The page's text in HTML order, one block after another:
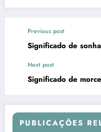
Previous post
Significado de
Next post
Significado de
PUBLICAÇÕES